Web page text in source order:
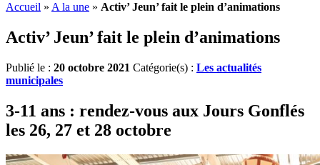
Accueil » A la une » Activ’ Jeun’ fait le plein d’animations
Activ’ Jeun’ fait le plein d’animations
Publié le : 20 octobre 2021 Catégorie(s) : Les actualités
municipales
3-11 ans : rendez-vous aux Jours Gonflés
les 26, 27 et 28 octobre